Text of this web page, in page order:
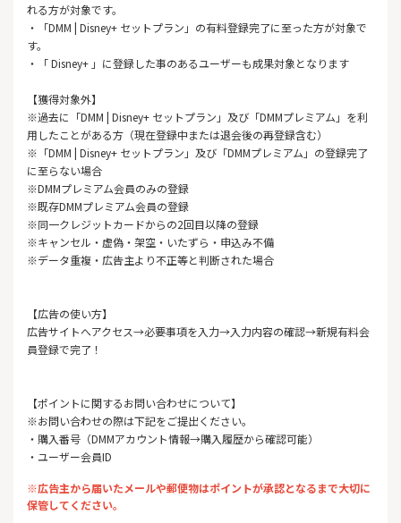
れる方が対象です。
・「DMM | Disney+ セットプラン」の有料登録完了に至った方が対象で
す。
・「 Disney+ 」に登録した事のあるユーザーも成果対象となります
【獲得対象外】
※過去に「DMM | Disney+ セットプラン」及び「DMMプレミアム」を利
用したことがある方（現在登録中または退会後の再登録含む）
※「DMM | Disney+ セットプラン」及び「DMMプレミアム」の登録完了
に至らない場合
※DMMプレミアム会員のみの登録
※既存DMMプレミアム会員の登録
※同一クレジットカードからの2回目以降の登録
※キャンセル・虚偽・架空・いたずら・申込み不備
※データ重複・広告主より不正等と判断された場合
【広告の使い方】
広告サイトへアクセス→必要事項を入力→入力内容の確認→新規有料会
員登録で完了！
【ポイントに関するお問い合わせについて】
※お問い合わせの際は下記をご提出ください。
・購入番号（DMMアカウント情報→購入履歴から確認可能）
・ユーザー会員ID
※広告主から届いたメールや郵便物はポイントが承認となるまで大切に
保管してください。